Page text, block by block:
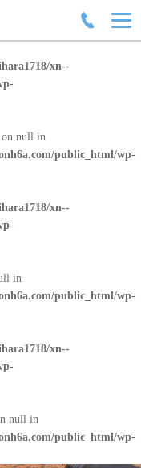
xn--
on null in
public_html/wp-
xn--
in
public_html/wp-
xn--
null in
public_html/wp-